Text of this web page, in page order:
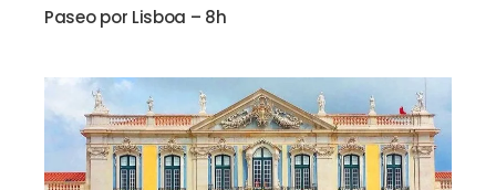
Paseo por Lisboa – 8h